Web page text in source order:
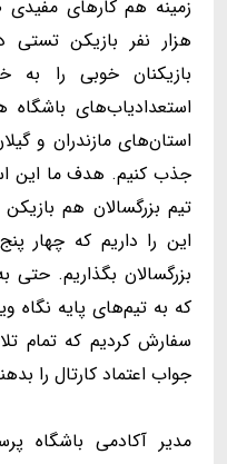
زمینه هم کارهای
هزار نفر بازیکن تستی
بازیکنان خوبی را
استعدادیاب‌های باشگاه
استان‌های مازندران و
جذب کنیم. هدف ما این
تیم بزرگسالان هم
این را داریم که چهار
بزرگسالان بگذاریم. حتی
که به تیم‌های پایه نگاه
سفارش کردیم که تمام
جواب اعتماد کارتال را
مدیر آکادمی باشگاه